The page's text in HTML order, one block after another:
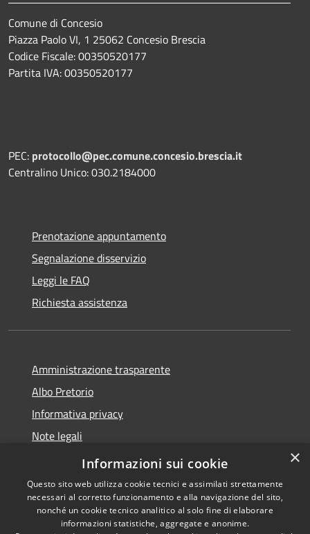
Comune di Concesio
Piazza Paolo VI, 1 25062 Concesio Brescia
Codice Fiscale: 00350520177
Partita IVA: 00350520177
PEC: protocollo@pec.comune.concesio.brescia.it
Centralino Unico: 030.2184000
Prenotazione appuntamento
Segnalazione disservizio
Leggi le FAQ
Richiesta assistenza
Amministrazione trasparente
Albo Pretorio
Informativa privacy
Note legali
Dichiarazione di accessibilità
Copyright © 2021 •
×
Informazioni sui cookie
Questo sito web utilizza cookie tecnici e assimilati strettamente
necessari al corretto funzionamento e alla navigazione del sito,
nonché un cookie tecnico analitico al solo fine di elaborare
informazioni statistiche, aggregate e anonime.